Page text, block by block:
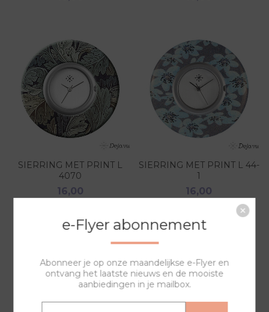
SIERRING MET PRINT L
4070
16,00
SIERRING MET PRINT L 44-
1
16,00
e-Flyer abonnement
Abonneer je op onze maandelijkse e-Flyer en
ontvang het laatste nieuws en de mooiste
aanbiedingen in je mailbox.